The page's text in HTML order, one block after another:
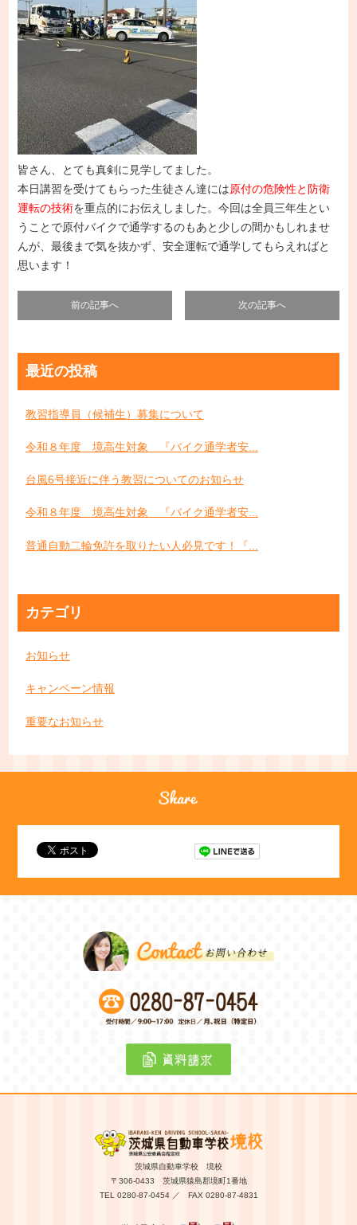
皆さん、とても真剣に見学してました。
本日講習を受けてもらった生徒さん達には原付の危険性と防衛
運転の技術を重点的にお伝えしました。今回は全員三年生とい
うことで原付バイクで通学するのもあと少しの間かもしれませ
んが、最後まで気を抜かず、安全運転で通学してもらえればと
思います！
前の記事へ 次の記事へ
最近の投稿
教習指導員（候補生）募集について
令和８年度 境高生対象 『バイク通学者安...
台風6号接近に伴う教習についてのお知らせ
令和８年度 境高生対象 『バイク通学者安...
普通自動二輪免許を取りたい人必見です！『...
カテゴリ
お知らせ
キャンペーン情報
重要なお知らせ
茨城県自動車学校 境校
〒306-0433 茨城県猿島郡境町1番地
TEL 0280-87-0454 ／ FAX 0280-87-4831